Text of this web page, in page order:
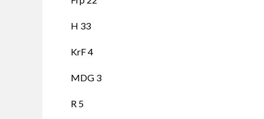
H 33
KrF 4
MDG 3
R 5